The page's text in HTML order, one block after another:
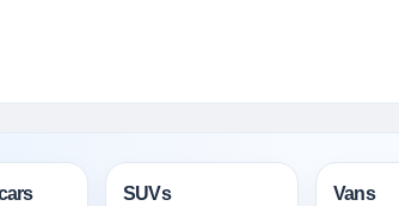
SUVs Vans